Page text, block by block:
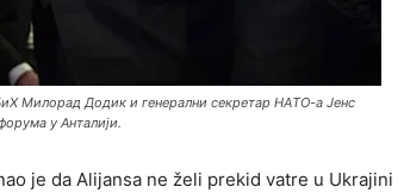
Милорад Додик и генерални секретар НАTО-а Јенс
у Анталији.
je da Alijansa ne želi prekid vatre u Ukrajini